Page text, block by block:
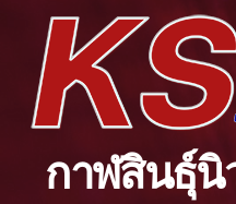
กาฬสินธุ์นิ